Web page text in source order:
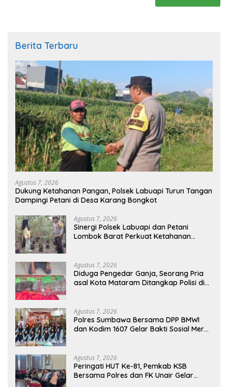
Berita Terbaru
Agustus 7, 2026
Dukung Ketahanan Pangan, Polsek Labuapi Turun Tangan
Dampingi Petani di Desa Karang Bongkot
Agustus 7, 2026
Sinergi Polsek Labuapi dan Petani
Lombok Barat Perkuat Ketahanan
Agustus 7, 2026
Diduga Pengedar Ganja, Seorang Pria
asal Kota Mataram Ditangkap Polisi di
Agustus 7, 2026
Polres Sumbawa Bersama DPP BMWI
dan Kodim 1607 Gelar Bakti Sosial Merah
Agustus 7, 2026
Peringati HUT Ke-81, Pemkab KSB
Bersama Polres dan FK Unair Gelar